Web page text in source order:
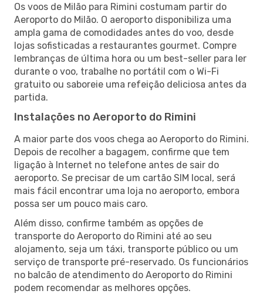
Os voos de Milão para Rimini costumam partir do
Aeroporto do Milão. O aeroporto disponibiliza uma
ampla gama de comodidades antes do voo, desde
lojas sofisticadas a restaurantes gourmet. Compre
lembranças de última hora ou um best-seller para ler
durante o voo, trabalhe no portátil com o Wi-Fi
gratuito ou saboreie uma refeição deliciosa antes da
partida.
Instalações no Aeroporto do Rimini
A maior parte dos voos chega ao Aeroporto do Rimini.
Depois de recolher a bagagem, confirme que tem
ligação à Internet no telefone antes de sair do
aeroporto. Se precisar de um cartão SIM local, será
mais fácil encontrar uma loja no aeroporto, embora
possa ser um pouco mais caro.
Além disso, confirme também as opções de
transporte do Aeroporto do Rimini até ao seu
alojamento, seja um táxi, transporte público ou um
serviço de transporte pré-reservado. Os funcionários
no balcão de atendimento do Aeroporto do Rimini
podem recomendar as melhores opções.